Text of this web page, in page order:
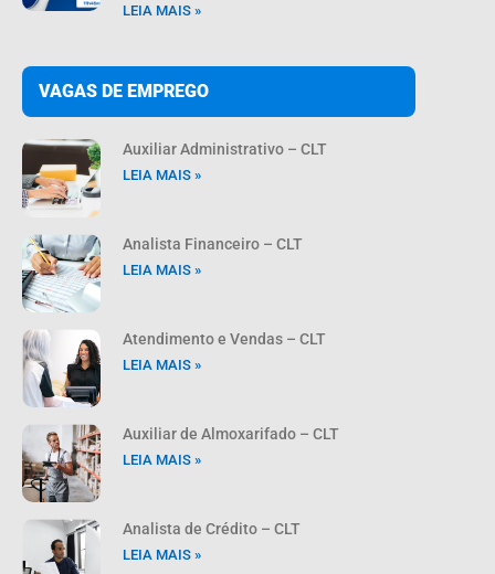
LEIA MAIS »
VAGAS DE EMPREGO
Auxiliar Administrativo – CLT
LEIA MAIS »
Analista Financeiro – CLT
LEIA MAIS »
Atendimento e Vendas – CLT
LEIA MAIS »
Auxiliar de Almoxarifado – CLT
LEIA MAIS »
Analista de Crédito – CLT
LEIA MAIS »